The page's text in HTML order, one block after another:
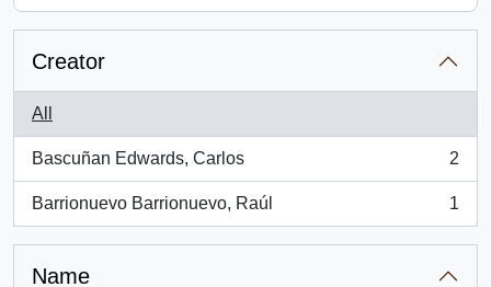
Creator
All
Bascuñan Edwards, Carlos
, 2 results
2
Barrionuevo Barrionuevo, Raúl
, 1 results
1
Name